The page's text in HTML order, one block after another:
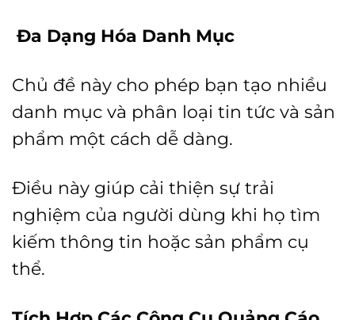
Đa Dạng Hóa Danh Mục
Chủ đề này cho phép bạn tạo nhiều
danh mục và phân loại tin tức và sản
phẩm một cách dễ dàng.
Điều này giúp cải thiện sự trải
nghiệm của người dùng khi họ tìm
kiếm thông tin hoặc sản phẩm cụ
thể.